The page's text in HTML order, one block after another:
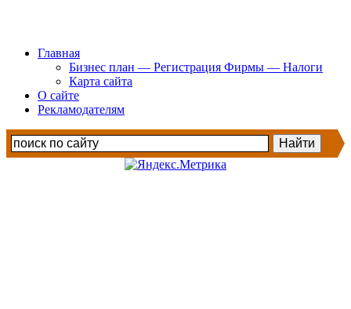
Главная
Бизнес план — Регистрация Фирмы — Налоги
Карта сайта
О сайте
Рекламодателям